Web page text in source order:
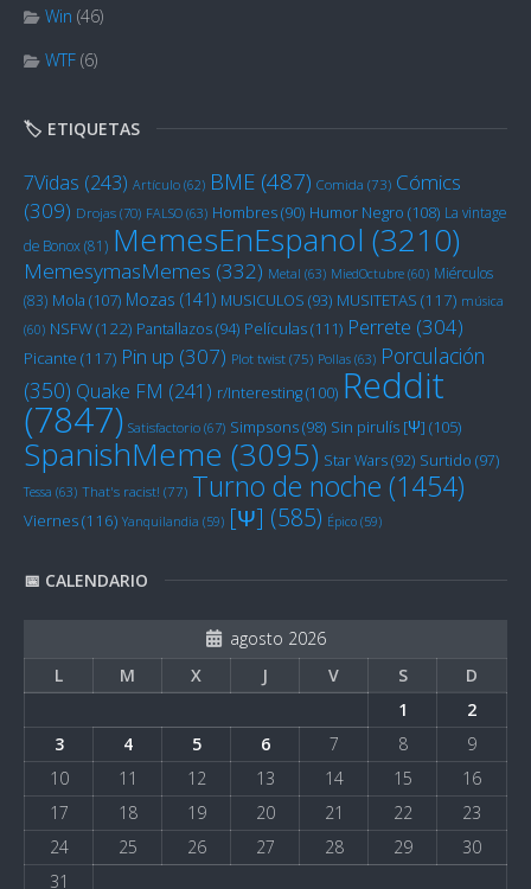
Win (46)
WTF (6)
🏷️ ETIQUETAS
7Vidas (243) Artículo (62) BME (487) Comida (73) Cómics
(309) Drojas (70) FALSO (63) Hombres(90) Humor Negro (108) La vintage
de Bonox(81) MemesEnEspanol (3210)
MemesymasMemes (332) Metal (63) MiedOctubre (60) Miérculos
(83) Mola (107) Mozas (141) MUSICULOS (93) MUSITETAS (117) música
(60) NSFW(122) Pantallazos(94) Películas(111) Perrete (304)
Picante (117) Pin up (307) Plot twist (75) Pollas (63) Porculación
(350) Quake FM (241) r/Interesting(100) Reddit
(7847) Satisfactorio (67) Simpsons(98) Sin pirulís [Ψ] (105)
SpanishMeme (3095) Star Wars(92) Surtido (97)
Tessa (63) That's racist! (77) Turno de noche (1454)
Viernes(116) Yanquilandia (59) [Ψ] (585) Épico (59)
📅 CALENDARIO
agosto 2026
L
M X J V S
D
1
2
3
4 5 6 7 8
9
10
11 12 13 14 15
16
17
18 19 20 21 22
23
24
25 26 27 28 29
30
31